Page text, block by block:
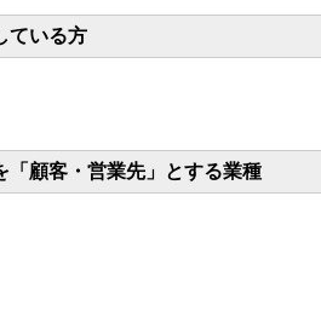
いる方
顧客・営業先」とする業種